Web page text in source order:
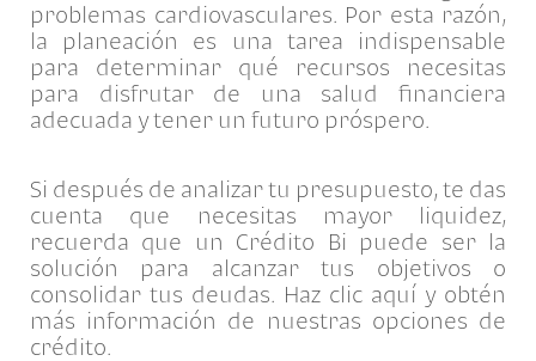
problemas cardiovasculares. Por esta razón,
la planeación es una tarea indispensable
para determinar qué recursos necesitas
para disfrutar de una salud financiera
adecuada y tener un futuro próspero.
Si después de analizar tu presupuesto, te das
cuenta que necesitas mayor liquidez,
recuerda que un Crédito Bi puede ser la
solución para alcanzar tus objetivos o
consolidar tus deudas. Haz clic aquí y obtén
más información de nuestras opciones de
crédito.